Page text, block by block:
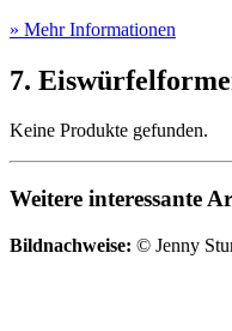
» Mehr Informationen
7.
Keine Produkte gefunden.
Weitere interessante
Bildnachweise: © Jenny